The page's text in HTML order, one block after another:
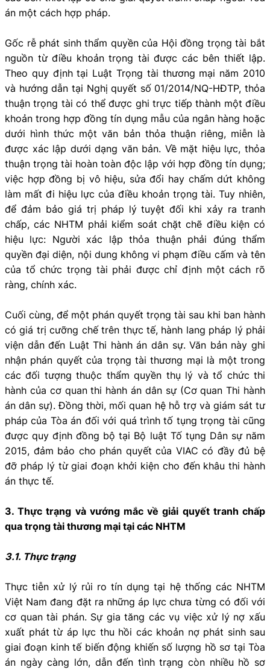
án một cách hợp pháp.
Gốc rễ phát sinh thẩm quyền của Hội đồng trọng tài bắt
nguồn từ điều khoản trọng tài được các bên thiết lập.
Theo quy định tại Luật Trọng tài thương mại năm 2010
và hướng dẫn tại Nghị quyết số 01/2014/NQ-HĐTP, thỏa
thuận trọng tài có thể được ghi trực tiếp thành một điều
khoản trong hợp đồng tín dụng mẫu của ngân hàng hoặc
dưới hình thức một văn bản thỏa thuận riêng, miễn là
được xác lập dưới dạng văn bản. Về mặt hiệu lực, thỏa
thuận trọng tài hoàn toàn độc lập với hợp đồng tín dụng;
việc hợp đồng bị vô hiệu, sửa đổi hay chấm dứt không
làm mất đi hiệu lực của điều khoản trọng tài. Tuy nhiên,
để đảm bảo giá trị pháp lý tuyệt đối khi xảy ra tranh
chấp, các NHTM phải kiểm soát chặt chẽ điều kiện có
hiệu lực: Người xác lập thỏa thuận phải đúng thẩm
quyền đại diện, nội dung không vi phạm điều cấm và tên
của tổ chức trọng tài phải được chỉ định một cách rõ
ràng, chính xác.
Cuối cùng, để một phán quyết trọng tài sau khi ban hành
có giá trị cưỡng chế trên thực tế, hành lang pháp lý phải
viện dẫn đến Luật Thi hành án dân sự. Văn bản này ghi
nhận phán quyết của trọng tài thương mại là một trong
các đối tượng thuộc thẩm quyền thụ lý và tổ chức thi
hành của cơ quan thi hành án dân sự (Cơ quan Thi hành
án dân sự). Đồng thời, mối quan hệ hỗ trợ và giám sát tư
pháp của Tòa án đối với quá trình tố tụng trọng tài cũng
được quy định đồng bộ tại Bộ luật Tố tụng Dân sự năm
2015, đảm bảo cho phán quyết của VIAC có đầy đủ bệ
đỡ pháp lý từ giai đoạn khởi kiện cho đến khâu thi hành
án thực tế.
3. Thực trạng và vướng mắc về giải quyết tranh chấp
qua trọng tài thương mại tại các NHTM
3.1. Thực trạng
Thực tiễn xử lý rủi ro tín dụng tại hệ thống các NHTM
Việt Nam đang đặt ra những áp lực chưa từng có đối với
cơ quan tài phán. Sự gia tăng các vụ việc xử lý nợ xấu
xuất phát từ áp lực thu hồi các khoản nợ phát sinh sau
giai đoạn kinh tế biến động khiến số lượng hồ sơ tại Tòa
án ngày càng lớn, dẫn đến tình trạng còn nhiều hồ sơ